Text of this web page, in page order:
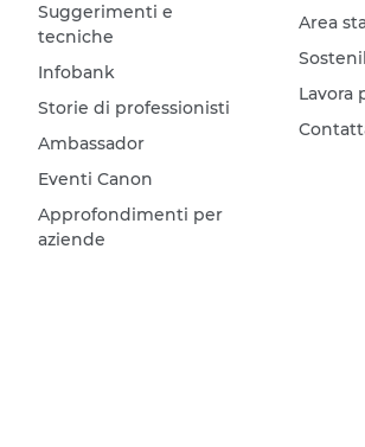
Suggerimenti e
tecniche
Infobank
Storie di professionisti
Ambassador
Eventi Canon
Approfondimenti per
aziende
Area
Lavora